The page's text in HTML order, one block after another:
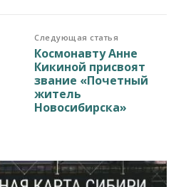
Следующая статья
Космонавту Анне
Кикиной присвоят
звание «Почетный
житель
Новосибирска»